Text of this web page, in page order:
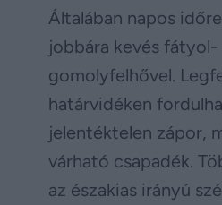
Általában napos
jobbára kevés fátyol-
gomolyfelhővel.
határvidéken
jelentéktelen zápor,
várható csapadék.
az északias irányú